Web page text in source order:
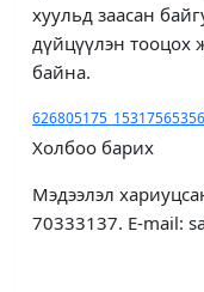
хуульд заасан
дүйцүүлэн тооцох
байна.
Холбоо барих
Мэдээлэл
70333137. E-mail: